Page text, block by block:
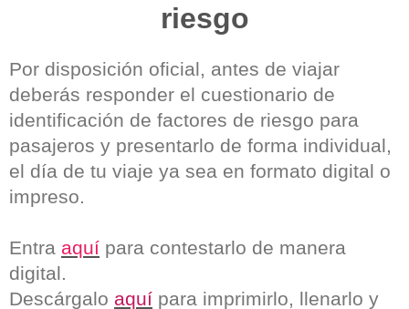
riesgo
Por disposición oficial, antes de viajar
deberás responder el cuestionario de
identificación de factores de riesgo para
pasajeros y presentarlo de forma individual,
el día de tu viaje ya sea en formato digital o
impreso.
Entra aquí para contestarlo de manera
digital.
Descárgalo aquí para imprimirlo, llenarlo y